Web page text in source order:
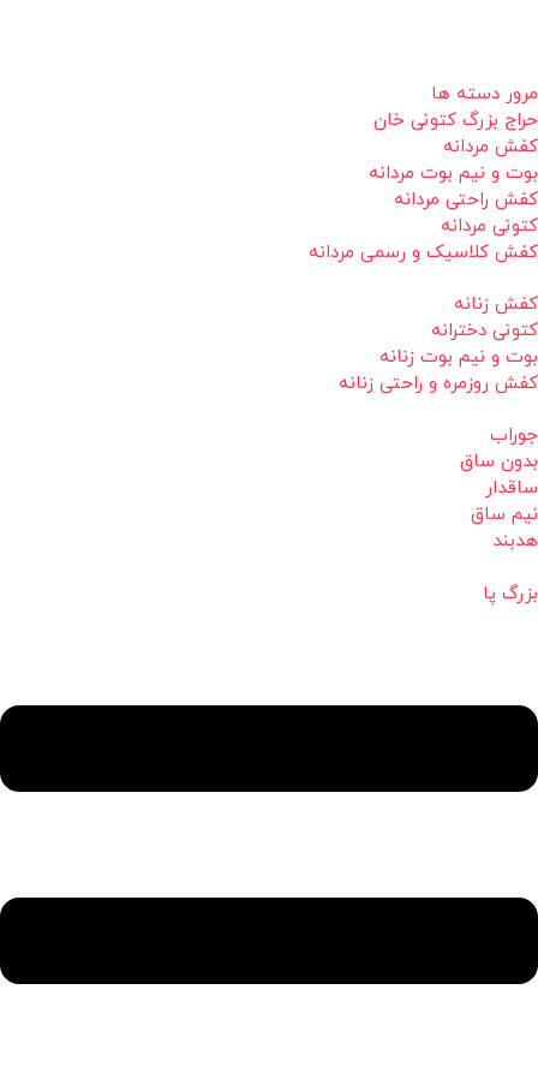
مرور دسته ها
حراج بزرگ کتونی خان
کفش مردانه
بوت و نیم بوت مردانه
کفش راحتی مردانه
کتونی مردانه
کفش کلاسیک و رسمی مردانه
کفش زنانه
کتونی دخترانه
بوت و نیم بوت زنانه
کفش روزمره و راحتی زنانه
جوراب
بدون ساق
ساقدار
نیم ساق
هدبند
بزرگ پا